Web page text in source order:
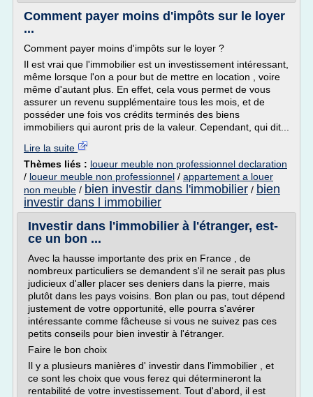
Comment payer moins d'impôts sur le loyer
...
Comment payer moins d'impôts sur le loyer ?
Il est vrai que l'immobilier est un investissement intéressant,
même lorsque l'on a pour but de mettre en location , voire
même d'autant plus. En effet, cela vous permet de vous
assurer un revenu supplémentaire tous les mois, et de
posséder une fois vos crédits terminés des biens
immobiliers qui auront pris de la valeur. Cependant, qui dit...
Lire la suite
Thèmes liés : loueur meuble non professionnel declaration
/ loueur meuble non professionnel / appartement a louer
non meuble / bien investir dans l'immobilier / bien
investir dans l immobilier
Investir dans l'immobilier à l'étranger, est-
ce un bon ...
Avec la hausse importante des prix en France , de
nombreux particuliers se demandent s'il ne serait pas plus
judicieux d'aller placer ses deniers dans la pierre, mais
plutôt dans les pays voisins. Bon plan ou pas, tout dépend
justement de votre opportunité, elle pourra s'avérer
intéressante comme fâcheuse si vous ne suivez pas ces
petits conseils pour bien investir à l'étranger.
Faire le bon choix
Il y a plusieurs manières d' investir dans l'immobilier , et
ce sont les choix que vous ferez qui détermineront la
rentabilité de votre investissement. Tout d'abord, il est